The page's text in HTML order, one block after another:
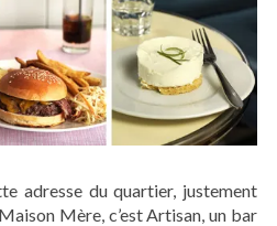
adresse du quartier, justement
Mère, c’est Artisan, un bar